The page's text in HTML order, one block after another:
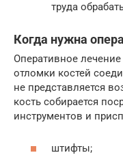
труда
Когда нужна
Оперативное лечение
отломки костей
не представляется
кость собирается
инструментов и
штифты;